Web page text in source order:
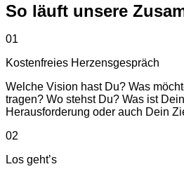
So läuft unsere
01
Kostenfreies Herzensgespräch
Welche Vision hast Du? Was
tragen? Wo stehst Du? Was ist
Herausforderung oder auch Dein
02
Los geht’s